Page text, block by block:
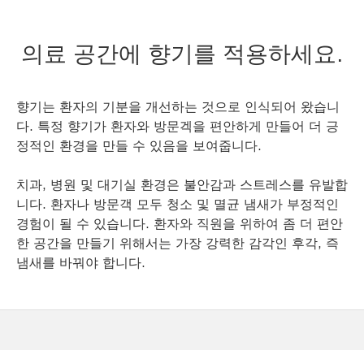
의료 공간에 향기를 적용하세요.
향기는 환자의 기분을 개선하는 것으로 인식되어 왔습니
다. 특정 향기가 환자와 방문겍을 편안하게 만들어 더 긍
정적인 환경을 만들 수 있음을 보여줍니다.
치과, 병원 및 대기실 환경은 불안감과 스트레스를 유발합
니다. 환자나 방문객 모두 청소 및 멸균 냄새가 부정적인
경험이 될 수 있습니다. 환자와 직원을 위하여 좀 더 편안
한 공간을 만들기 위해서는 가장 강력한 감각인 후각, 즉
냄새를 바꿔야 합니다.